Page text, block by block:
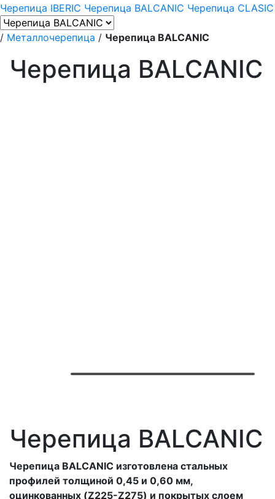
Черепица IBERIC Черепица BALCANIC Черепица CLASIC
/ Металлочерепица / Черепица BALCANIC
Черепица BALCANIC
Черепица BALCANIC
Черепица BALCANIC изготовлена стальных
профилей толщиной 0,45 и 0,60 мм,
оцинкованных (Z225-Z275) и покрытых слоем